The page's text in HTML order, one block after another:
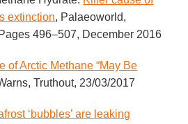
extinction, Palaeoworld,
496–507, December 2016
of Arctic Methane “May Be
Truthout, 23/03/2017
‘bubbles’ are leaking